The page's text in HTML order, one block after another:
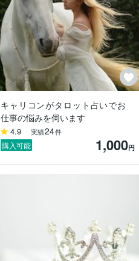
●私の経験や実績からできること
大病を克服した経験もあり、か
落ち込みやすくて、マイナス思
お気持ちが少しでも軽くなるこ
人生山あり谷あり、
第三者、かつ知らない人だから
ぜひあなたのお悩みを教えてく
リラックスして話してくださいね
●趣味、ライフワーク
心理学関連の本を数百冊読み、
そして、人事経験を通じて
キャリアコンサルタントの資格
キャリコンがタロット占いでお
仕事の悩みを伺います
4.9 実績24件
購入可能 1,000円